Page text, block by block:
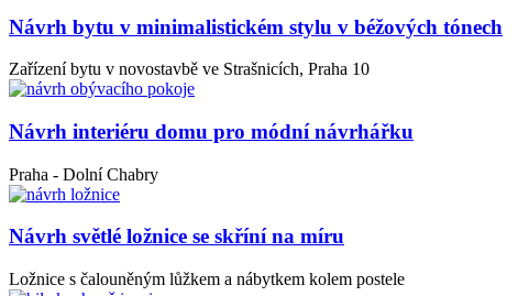
Návrh bytu v minimalistickém stylu v béžových tónech
Zařízení bytu v novostavbě ve Strašnicích, Praha 10
Návrh interiéru domu pro módní návrhářku
Praha - Dolní Chabry
Návrh světlé ložnice se skříní na míru
Ložnice s čalouněným lůžkem a nábytkem kolem postele